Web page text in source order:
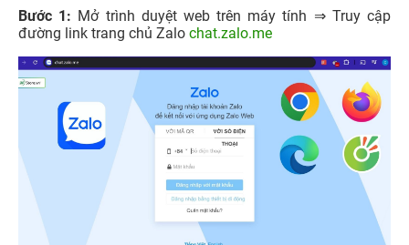
Bước 1: Mở trình duyệt web trên máy tính ⇒ Truy cập
đường link trang chủ Zalo chat.zalo.me